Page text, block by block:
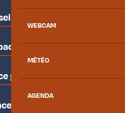
WEBCAM
MÉTÉO
AGENDA
des locaux
pro
groupes
presse